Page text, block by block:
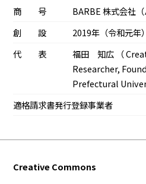
商 号
BARBE 株式会社（
創 設
2019年（令和元年
代 表
福田 知広 （
Researcher,
Prefectural
適格請求書発行登録事業者
Creative Commons